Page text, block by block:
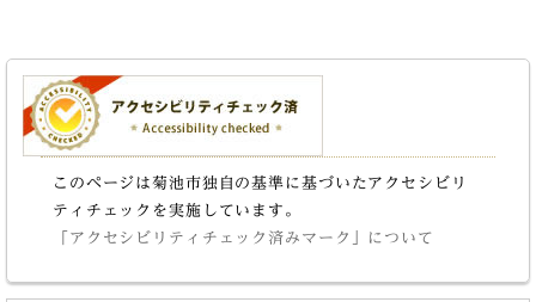
このページは菊池市独自の基準に基づいたアクセシビリ
ティチェックを実施しています。
「アクセシビリティチェック済みマーク」について